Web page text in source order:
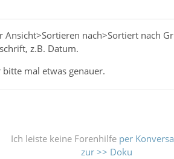
nach>Sortiert nach
z.B. Datum.
mal etwas genauer.
Ich leiste keine Forenhilfe per
zur >> Doku